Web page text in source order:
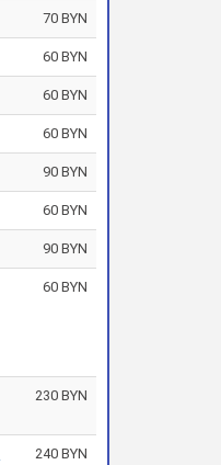
70 BYN
60 BYN
60 BYN
60 BYN
90 BYN
60 BYN
90 BYN
60 BYN
230 BYN
240 BYN